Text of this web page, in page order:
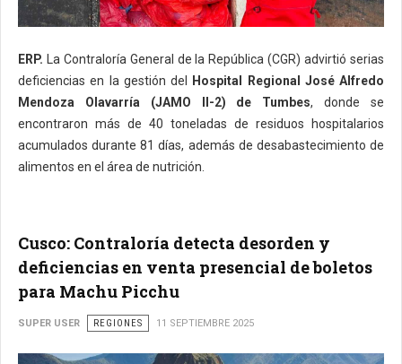
ERP. La Contraloría General de la República (CGR) advirtió serias
deficiencias en la gestión del
Hospital Regional José Alfredo
Mendoza Olavarría (JAMO II-2) de Tumbes, donde se
encontraron más de 40 toneladas de residuos hospitalarios
acumulados durante 81 días, además de desabastecimiento de
alimentos en el área de nutrición.
Cusco: Contraloría detecta desorden y
deficiencias en venta presencial de boletos
para Machu Picchu
SUPER USER REGIONES 11 SEPTIEMBRE 2025